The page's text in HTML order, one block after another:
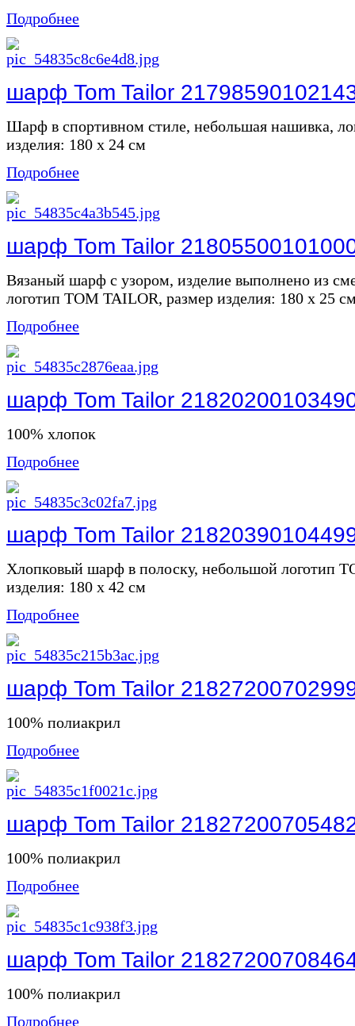
Подробнее
шарф Tom Tailor
Шарф в спортивном стиле, небольшая нашивка,
изделия: 180 х 24 см
Подробнее
шарф Tom Tailor
Вязаный шарф с узором, изделие выполнено из
логотип TOM TAILOR, размер изделия: 180 x 25
Подробнее
шарф Tom Tailor
100% хлопок
Подробнее
шарф Tom Tailor
Хлопковый шарф в полоску, небольшой логотип
изделия: 180 x 42 см
Подробнее
шарф Tom Tailor
100% полиакрил
Подробнее
шарф Tom Tailor
100% полиакрил
Подробнее
шарф Tom Tailor
100% полиакрил
Подробнее